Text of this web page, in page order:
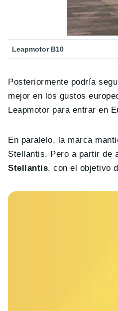
Leapmotor B10
Posteriormente podría
mejor en los gustos
Leapmotor para entrar en
En paralelo, la marca
Stellantis. Pero a partir de
Stellantis, con el objetivo